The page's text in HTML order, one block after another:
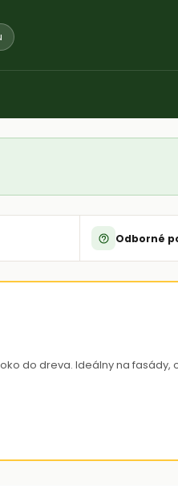
Odborné
do dreva. Ideálny na fasády,